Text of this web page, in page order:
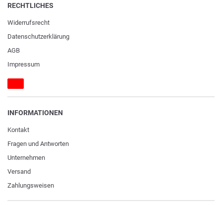
RECHTLICHES
Widerrufs­recht
Daten­schutz­erklärung
AGB
Impressum
INFORMATIONEN
Kontakt
Fragen und Antworten
Unternehmen
Versand
Zahlungsweisen